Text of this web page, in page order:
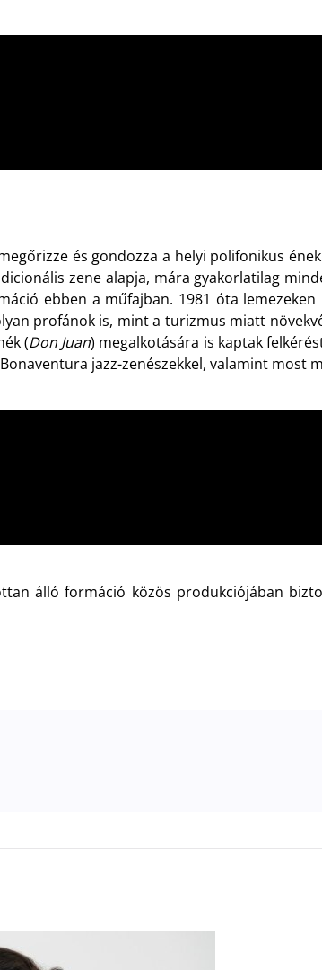
és gondozza a helyi polifonikus
zene alapja, mára gyakorlatilag
ebben a műfajban. 1981 óta
profánok is, mint a turizmus miatt
(Don Juan) megalkotására is kaptak
jazz-zenészekkel, valamint most
álló formáció közös produkciójában